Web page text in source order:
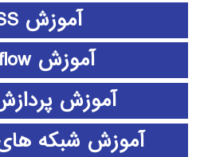
آموزش SPSS
آموزش stateflow
آموزش
آموزش شبکه